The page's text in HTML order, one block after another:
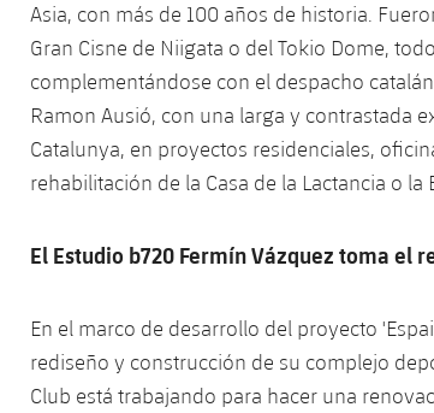
Asia, con más de 100 años de historia.
Gran Cisne de Niigata o del Tokio Dome,
complementándose con el despacho
Ramon Ausió, con una larga y contrastada
Catalunya, en proyectos residenciales,
rehabilitación de la Casa de la Lactancia o la
El Estudio b720 Fermín Vázquez toma el
En el marco de desarrollo del proyecto
rediseño y construcción de su complejo
Club está trabajando para hacer una